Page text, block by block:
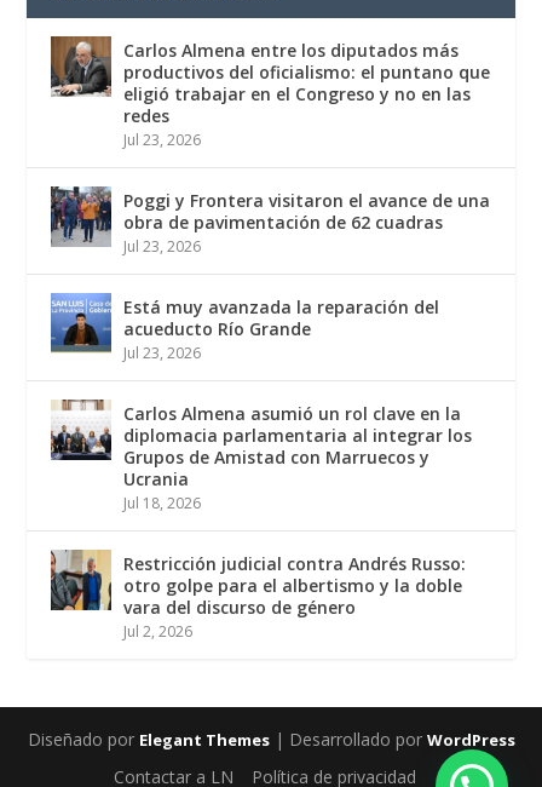
Carlos Almena entre los diputados más
productivos del oficialismo: el puntano que
eligió trabajar en el Congreso y no en las
redes
Jul 23, 2026
Poggi y Frontera visitaron el avance de una
obra de pavimentación de 62 cuadras
Jul 23, 2026
Está muy avanzada la reparación del
acueducto Río Grande
Jul 23, 2026
Carlos Almena asumió un rol clave en la
diplomacia parlamentaria al integrar los
Grupos de Amistad con Marruecos y
Ucrania
Jul 18, 2026
Restricción judicial contra Andrés Russo:
otro golpe para el albertismo y la doble
vara del discurso de género
Jul 2, 2026
Diseñado por Elegant Themes| Desarrollado por WordPress
Contactar a LN Política de privacidad